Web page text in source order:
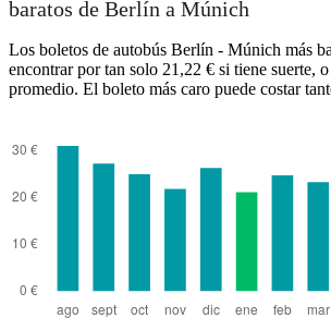
baratos de Berlín a Múnich
Los boletos de autobús Berlín - Múnich más
encontrar por tan solo 21,22 € si tiene suerte,
promedio. El boleto más caro puede costar